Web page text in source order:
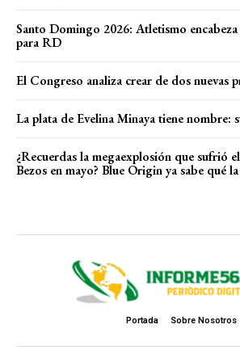
Santo Domingo 2026: Atletismo
para RD
El Congreso analiza crear de dos nuevas
La plata de Evelina Minaya tiene nombre:
¿Recuerdas la megaexplosión que sufrió
Bezos en mayo? Blue Origin ya sabe qué
Portada Sobre Nosotros